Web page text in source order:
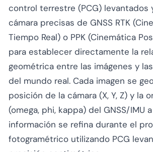
control terrestre (PCG) levantados
cámara precisas de GNSS RTK
Tiempo Real) o PPK (Cinemática
para establecer directamente la
geométrica entre las imágenes y
del mundo real. Cada imagen se
posición de la cámara (X, Y, Z) y la
(omega, phi, kappa) del GNSS/IMU
información se refina durante el
fotogramétrico utilizando PCG